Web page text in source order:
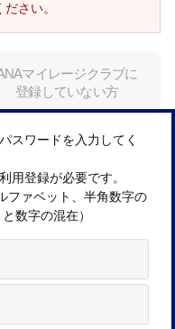
さい。
マイレージクラブに
登録していない方
スワードを入力してく
用登録が必要です。
ファベット、半角数字の
数字の混在）